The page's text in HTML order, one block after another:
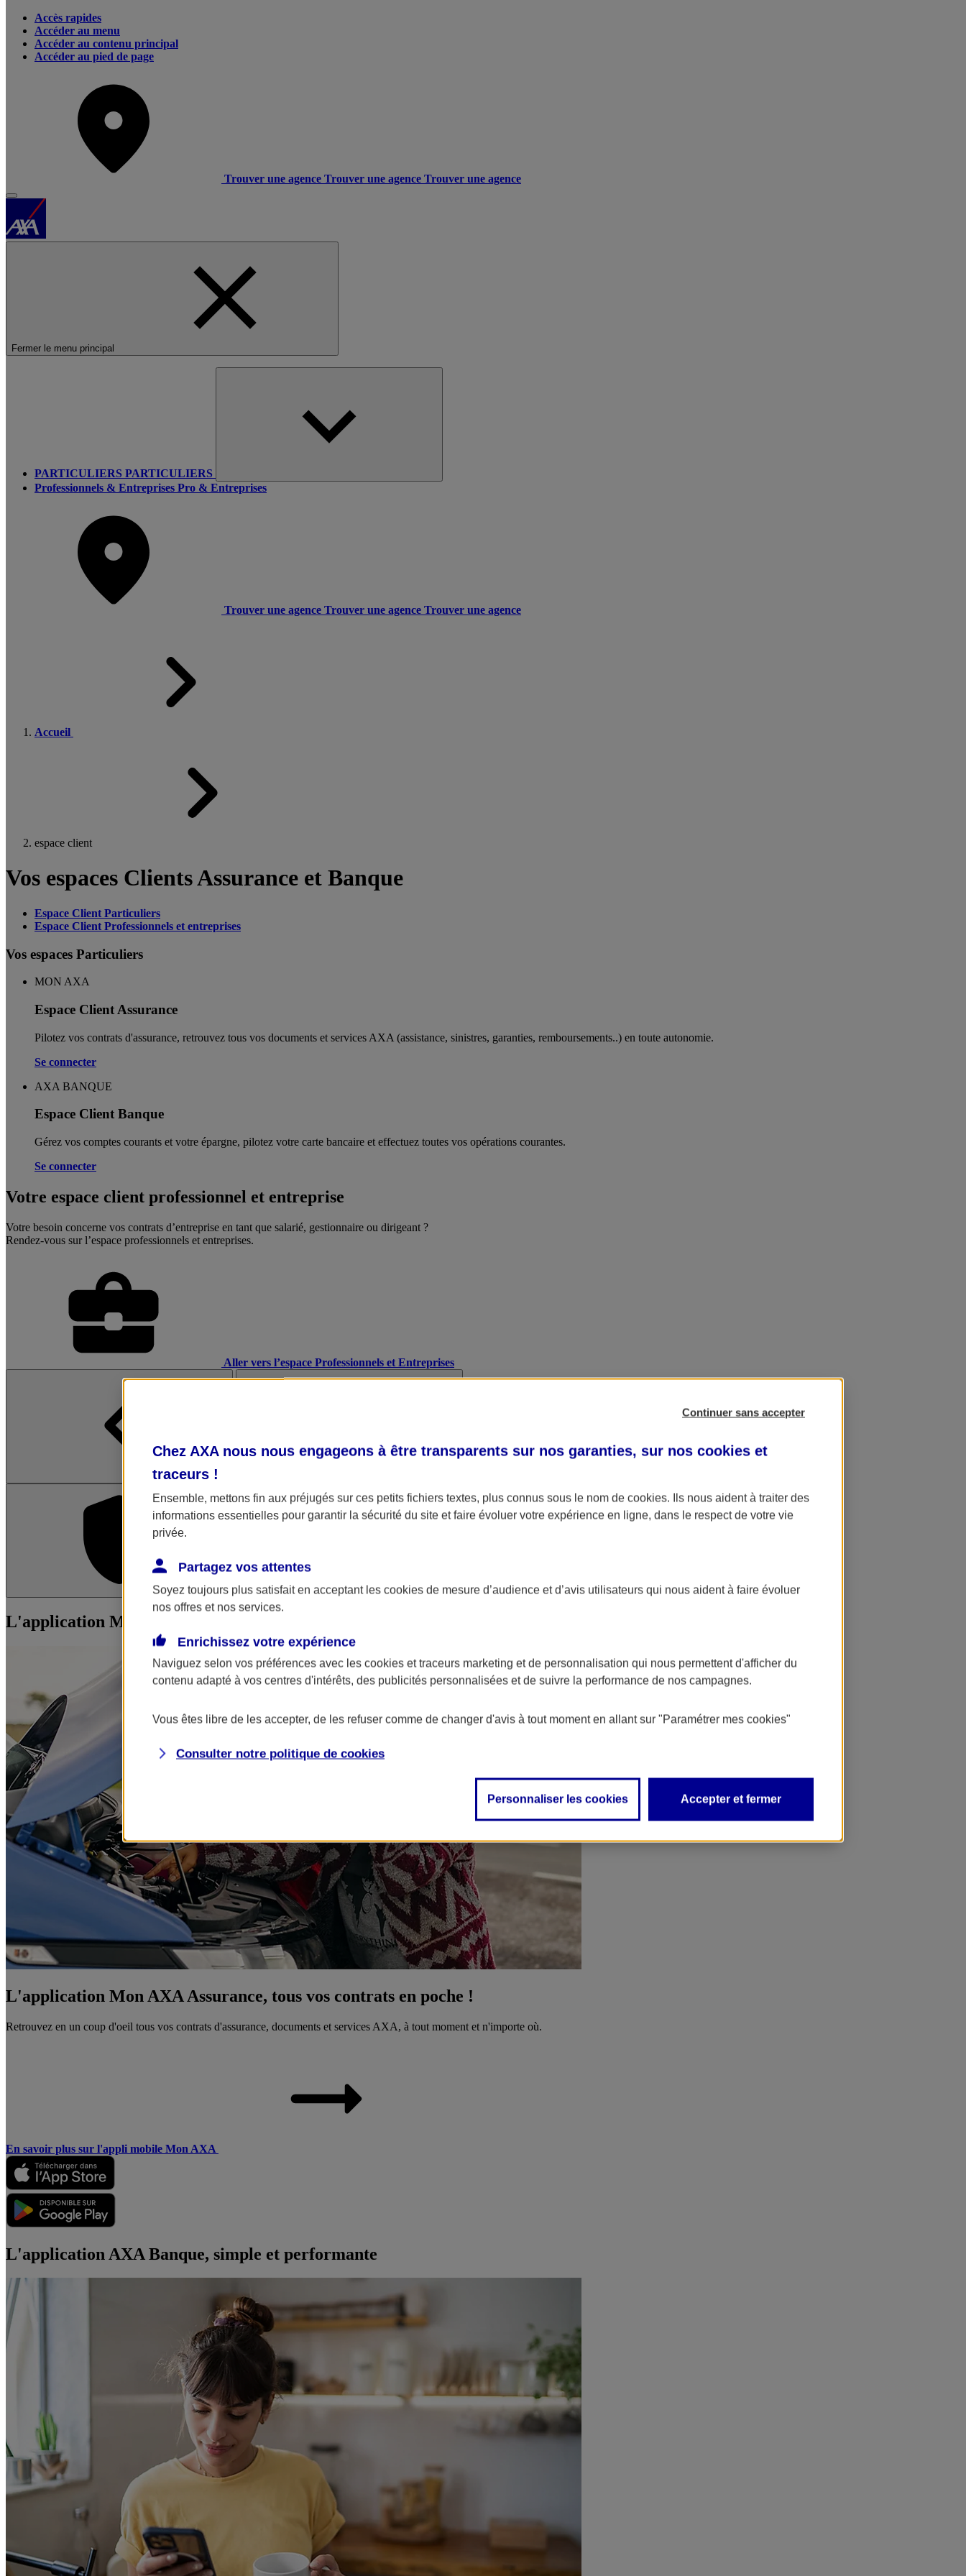
Accès rapides
Accéder au menu
Accéder au contenu principal
Accéder au pied de page
Trouver une agence Trouver une agence Trouver une agence
Fermer le menu principal
PARTICULIERS PARTICULIERS
Professionnels & Entreprises Pro & Entreprises
Trouver une agence Trouver une agence Trouver une agence
Accueil
espace client
Vos espaces Clients Assurance et Banque
Espace Client Particuliers
Espace Client Professionnels et entreprises
Vos espaces Particuliers
MON AXA
Espace Client Assurance
Pilotez vos contrats d'assurance, retrouvez tous vos documents et services AXA (assistance, sinistres, garanties, remboursements..) en toute autonomie. ​
Se connecter
AXA BANQUE
Espace Client Banque
Gérez vos comptes courants et votre épargne, pilotez votre carte bancaire et effectuez toutes vos opérations courantes.
Se connecter
Votre espace client professionnel et entreprise
Votre besoin concerne vos contrats d’entreprise en tant que salarié, gestionnaire ou dirigeant ?
Rendez-vous sur l’espace professionnels et entreprises.
Aller vers l’espace Professionnels et Entreprises
L'application Mon AXA Assurance L'application AXA Banque
L'application Mon AXA Assurance, tous vos contrats en poche !
L'application Mon AXA Assurance, tous vos contrats en poche !
Retrouvez en un coup d'oeil tous vos contrats d'assurance, documents et services AXA, à tout moment et n'importe où.
En savoir plus sur l'appli mobile Mon AXA
L'application AXA Banque, simple et performante
Continuer sans accepter
Chez AXA nous nous engageons à être transparents sur nos garanties, sur nos cookies et
traceurs !
Ensemble, mettons fin aux préjugés sur ces petits fichiers textes, plus connus sous le nom de cookies. Ils nous aident à traiter des
informations essentielles pour garantir la sécurité du site et faire évoluer votre expérience en ligne, dans le respect de votre vie
privée.
Partagez vos attentes
Soyez toujours plus satisfait en acceptant les cookies de mesure d’audience et d’avis utilisateurs qui nous aident à faire évoluer
nos offres et nos services.
Enrichissez votre expérience
Naviguez selon vos préférences avec les cookies et traceurs marketing et de personnalisation qui nous permettent d'afficher du
contenu adapté à vos centres d'intérêts, des publicités personnalisées et de suivre la performance de nos campagnes.
Vous êtes libre de les accepter, de les refuser comme de changer d'avis à tout moment en allant sur "Paramétrer mes cookies"
Consulter notre politique de cookies
Personnaliser les cookies Accepter et fermer